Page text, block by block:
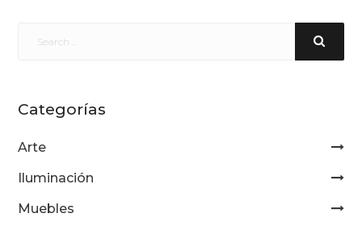
Categorías
Arte
Iluminación
Muebles